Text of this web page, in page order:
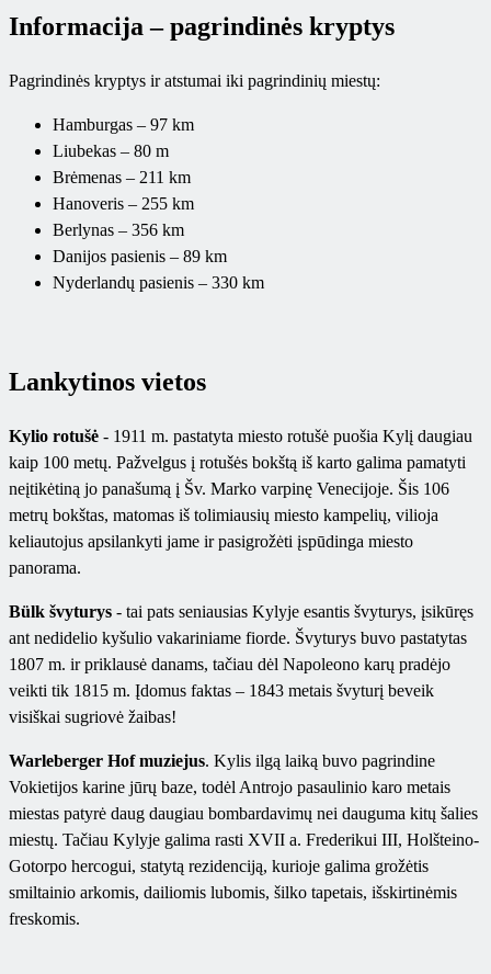
Informacija – pagrindinės kryptys
Pagrindinės kryptys ir atstumai iki pagrindinių miestų:
Hamburgas – 97 km
Liubekas – 80 m
Brėmenas – 211 km
Hanoveris – 255 km
Berlynas – 356 km
Danijos pasienis – 89 km
Nyderlandų pasienis – 330 km
Lankytinos vietos
Kylio rotušė - 1911 m. pastatyta miesto rotušė puošia Kylį daugiau
kaip 100 metų. Pažvelgus į rotušės bokštą iš karto galima pamatyti
neįtikėtiną jo panašumą į Šv. Marko varpinę Venecijoje. Šis 106
metrų bokštas, matomas iš tolimiausių miesto kampelių, vilioja
keliautojus apsilankyti jame ir pasigrožėti įspūdinga miesto
panorama.
Bülk švyturys - tai pats seniausias Kylyje esantis švyturys, įsikūręs
ant nedidelio kyšulio vakariniame fiorde. Švyturys buvo pastatytas
1807 m. ir priklausė danams, tačiau dėl Napoleono karų pradėjo
veikti tik 1815 m. Įdomus faktas – 1843 metais švyturį beveik
visiškai sugriovė žaibas!
Warleberger Hof muziejus. Kylis ilgą laiką buvo pagrindine
Vokietijos karine jūrų baze, todėl Antrojo pasaulinio karo metais
miestas patyrė daug daugiau bombardavimų nei dauguma kitų šalies
miestų. Tačiau Kylyje galima rasti XVII a. Frederikui III, Holšteino-
Gotorpo hercogui, statytą rezidenciją, kurioje galima grožėtis
smiltainio arkomis, dailiomis lubomis, šilko tapetais, išskirtinėmis
freskomis.